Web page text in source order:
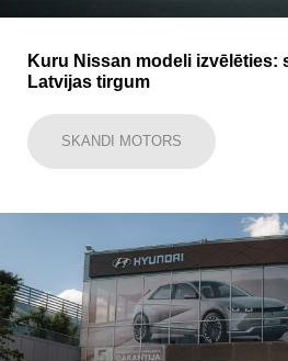
Kuru Nissan modeli izvēlēties:
Latvijas tirgum
SKANDI MOTORS